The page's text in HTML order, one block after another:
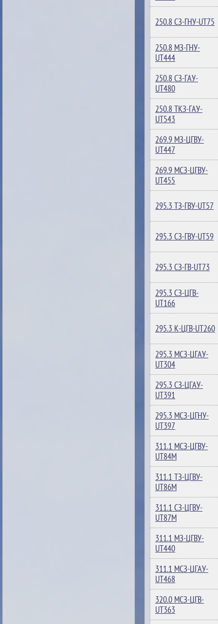
250.8 СЗ-ГНУ-UT75
250.8 МЗ-ГНУ-
UT444
250.8 СЗ-ГAУ-
UT480
250.8 ТКЗ-ГАУ-
UT543
269.9 МЗ-ЦГВУ-
UT447
269.9 МСЗ-ЦГВУ-
UT455
295.3 ТЗ-ГВУ-UT57
295.3 СЗ-ГВУ-UT59
295.3 СЗ-ГВ-UT73
295.3 СЗ-ЦГВ-
UT166
295.3 К-ЦГВ-UT260
295.3 МСЗ-ЦГАУ-
UT304
295.3 СЗ-ЦГАУ-
UT391
295.3 МСЗ-ЦГНУ-
UT397
311.1 МСЗ-ЦГВУ-
UT84M
311.1 ТЗ-ЦГВУ-
UT86M
311.1 СЗ-ЦГВУ-
UT87M
311.1 МЗ-ЦГВУ-
UT440
311.1 МСЗ-ЦГАУ-
UT468
320.0 МСЗ-ЦГВ-
UT363